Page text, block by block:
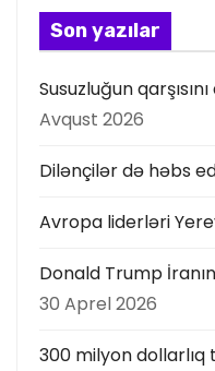
a
ı
Son yazılar
Susuzluğun
Avqust 2026
Dilənçilər də həbs
Avropa liderləri
Donald Trump
30 Aprel 2026
300 milyon